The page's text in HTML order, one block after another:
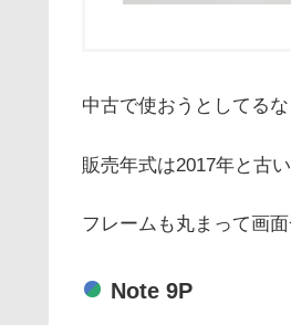
中古で使おうとしてる
販売年式は2017年と古
フレームも丸まって画
Note 9P